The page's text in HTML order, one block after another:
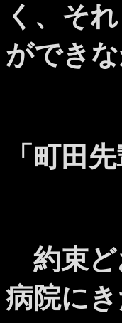
く、そ
ができな
「町田
約束ど
病院にき